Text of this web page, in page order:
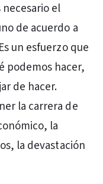
el
de acuerdo a
un esfuerzo que
podemos hacer,
de hacer.
la carrera de
la
la devastación